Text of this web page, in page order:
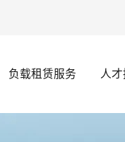
负载租赁服务 人